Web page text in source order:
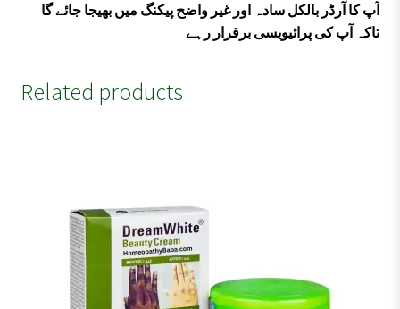
آپ کا آرڈر بالکل سادہ اور غیر واضح پیکنگ میں بھیجا جائے گا
تاکہ آپ کی پرائیویسی برقرار رہے
Related products